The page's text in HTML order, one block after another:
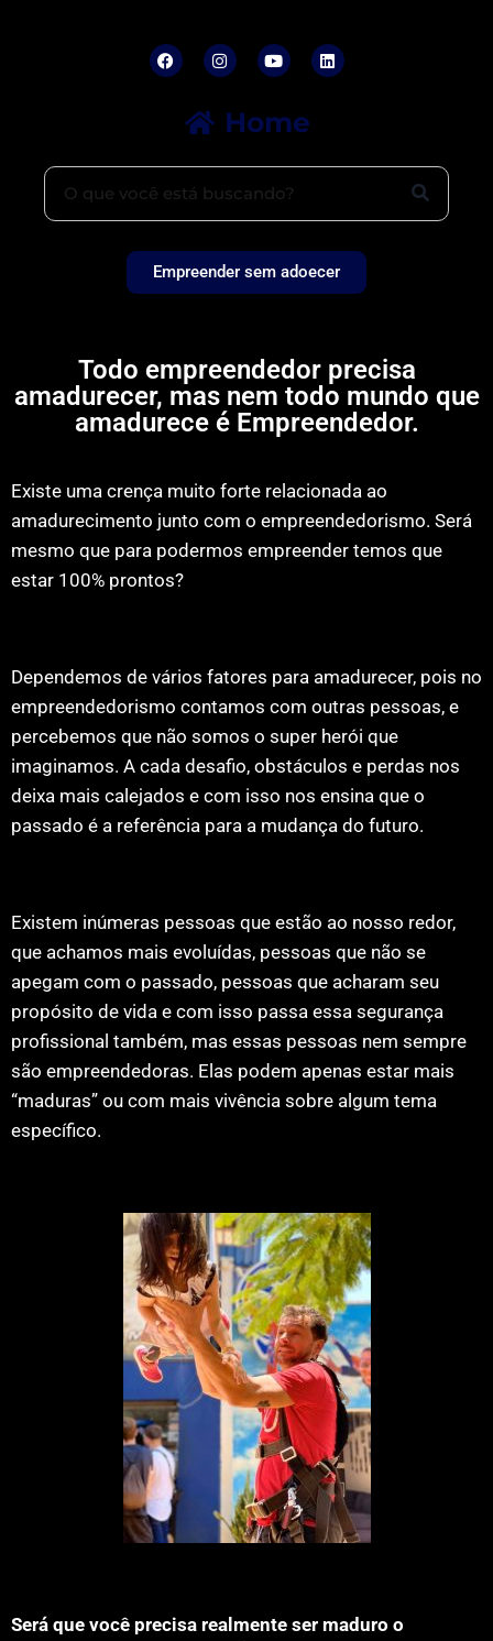
Home
Empreender sem adoecer
Todo empreendedor precisa
amadurecer, mas nem todo mundo que
amadurece é Empreendedor.
Existe uma crença muito forte relacionada ao
amadurecimento junto com o empreendedorismo. Será
mesmo que para podermos empreender temos que
estar 100% prontos?
Dependemos de vários fatores para amadurecer, pois no
empreendedorismo contamos com outras pessoas, e
percebemos que não somos o super herói que
imaginamos. A cada desafio, obstáculos e perdas nos
deixa mais calejados e com isso nos ensina que o
passado é a referência para a mudança do futuro.
Existem inúmeras pessoas que estão ao nosso redor,
que achamos mais evoluídas, pessoas que não se
apegam com o passado, pessoas que acharam seu
propósito de vida e com isso passa essa segurança
profissional também, mas essas pessoas nem sempre
são empreendedoras. Elas podem apenas estar mais
“maduras” ou com mais vivência sobre algum tema
específico.
Será que você precisa realmente ser maduro o